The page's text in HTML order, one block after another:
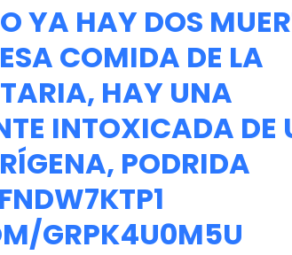
YA HAY DOS
COMIDA DE LA
HAY UNA
INTOXICADA DE
PODRIDA
GRPK4U0M5U